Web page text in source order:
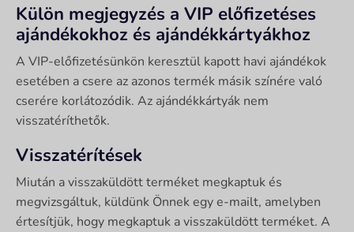
Külön megjegyzés a VIP előfizetéses
ajándékokhoz és ajándékkártyákhoz
A VIP-előfizetésünkön keresztül kapott havi ajándékok
esetében a csere az azonos termék másik színére való
cserére korlátozódik. Az ajándékkártyák nem
visszatéríthetők.
Visszatérítések
Miután a visszaküldött terméket megkaptuk és
megvizsgáltuk, küldünk Önnek egy e-mailt, amelyben
értesítjük, hogy megkaptuk a visszaküldött terméket. A